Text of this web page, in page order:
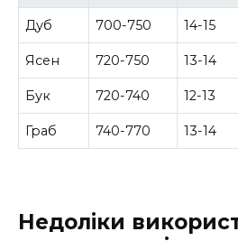
Дуб 700-750 14-15
Ясен 720-750 13-14
Бук 720-740 12-13
Граб 740-770 13-14
Недоліки